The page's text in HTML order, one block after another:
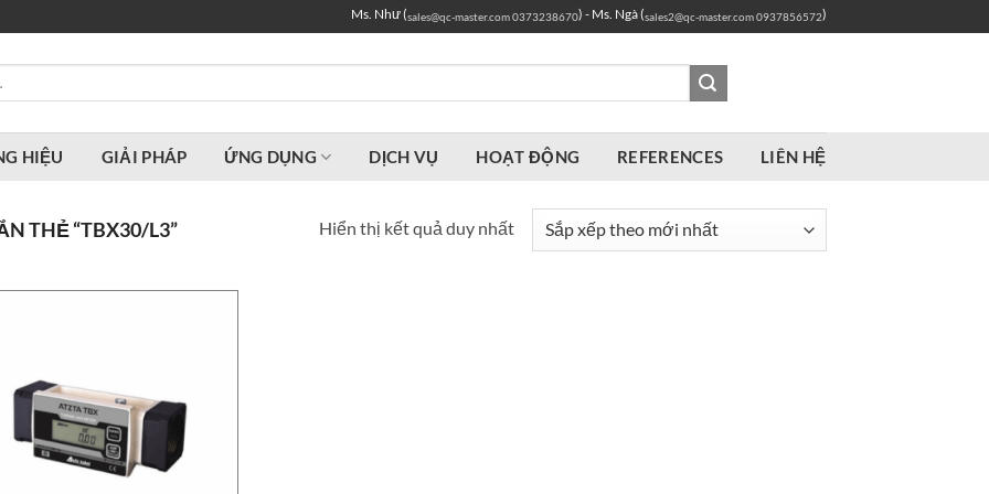
Ms. Như (sales@qc-master.com0373238670) - Ms. Ngà (sales2@qc-master.com0937856572)
HIỆU GIẢI PHÁP ỨNG DỤNG DỊCH VỤ HOẠT ĐỘNG REFERENCES LIÊN HỆ
THẺ “TBX30/L3” Hiển thị kết quả duy nhất